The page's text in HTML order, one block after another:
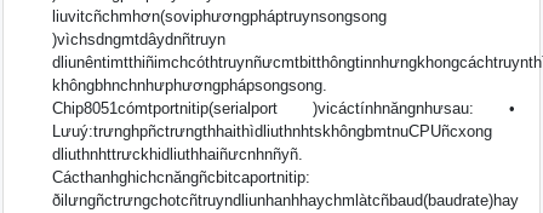
liuvitcñchmhơn(soviphươngpháptruynsongsong
)vìchsdngmtdâydnñtruyn
khôngbhnchnhưphươngphápsongsong.
Chip8051cómtportnitip(serialport )vicáctínhnăngnhưsau: •
Lưuý:trưnghpñctrưngthhaithìdliuthnhtskhôngbmtnuCPUñcxong
dliuthnhttrưckhidliuthhaiñưcnhnñyñ.
Cácthanhghichcnăngñcbitcaportnitip:
ðilưngñctrưngchotcñtruyndliunhanhhaychmlàtcñbaud(baudrate)hay